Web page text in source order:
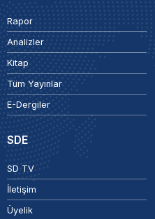
Rapor
Analizler
Kitap
Tüm Yayınlar
E-Dergiler
SDE
SD TV
İletişim
Üyelik